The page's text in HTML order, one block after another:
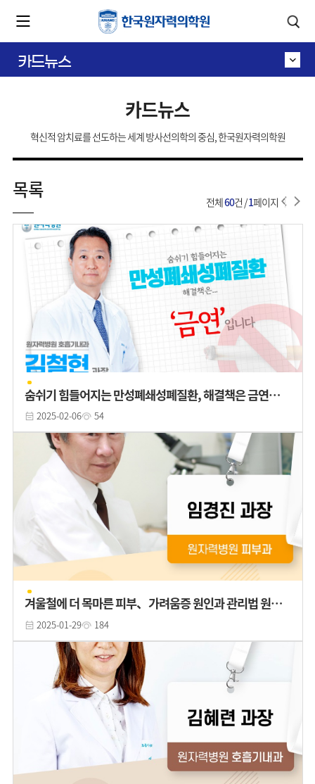
카드뉴스
카드뉴스
혁신적 암치료를 선도하는 세계 방사선의학의 중심, 한국원자력의학원
목록 전체60건 /1페이지
숨쉬기 힘들어지는 만성폐쇄성폐질환, 해결책은 금연입니
다. - 호흡기내과 김철현 과
2025-02-06 54
겨울철에 더 목마른 피부、가려움증 원인과 관리법 원자
력병원 피부과 임경진 과장
2025-01-29 184